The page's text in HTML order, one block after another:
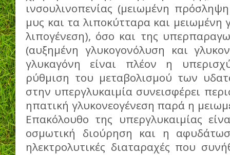
ινσουλινοπενίας (μειωμένη
μυς και τα λιποκύτταρα και μειωμένη
λιπογένεση), όσο και της
(αυξημένη γλυκογονόλυση και
γλυκαγόνη είναι πλέον η
ρύθμιση του μεταβολισμού των
στην υπεργλυκαιμία συνεισφέρει
ηπατική γλυκονεογένεση παρά η
Επακόλουθο της υπεργλυκαιμίας
οσμωτική διούρηση και η
ηλεκτρολυτικές διαταραχές που